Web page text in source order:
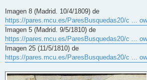
Imagen 8 (Madrid. 10/4/1809) de
https://pares.mcu.es/ParesBusquedas20/c ...
Imagen 5 (Madrid. 9/5/1810) de
https://pares.mcu.es/ParesBusquedas20/c ...
Imagen 25 (11/5/1810) de
https://pares.mcu.es/ParesBusquedas20/c ...